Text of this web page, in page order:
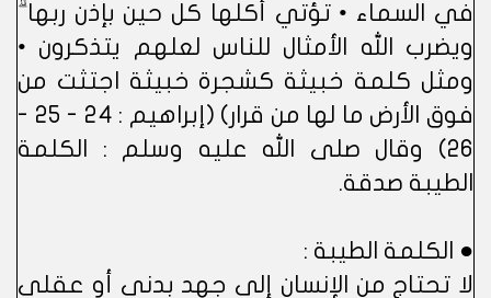
في السماء • تؤتي أكلها كل حين بإذن ربها ۗ
ويضرب الله الأمثال للناس لعلهم يتذكرون •
ومثل كلمة خبيثة كشجرة خبيثة اجتثت من
فوق الأرض ما لها من قرار) (إبراهيم : 24 - 25 -
26) وقال صلى الله عليه وسلم : الكلمة
الطيبة صدقة.
● الكلمة الطيبة :
لا تحتاج من الإنسان إلى جهد بدني أو عقلي